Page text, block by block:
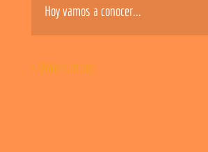
Hoy vamos a conocer...
« Older Entries